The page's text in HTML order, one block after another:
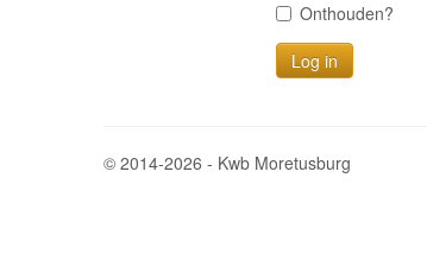
Onthouden?
© 2014-2026 - Kwb Moretusburg